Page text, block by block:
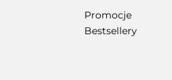
Promocje
Bestsellery